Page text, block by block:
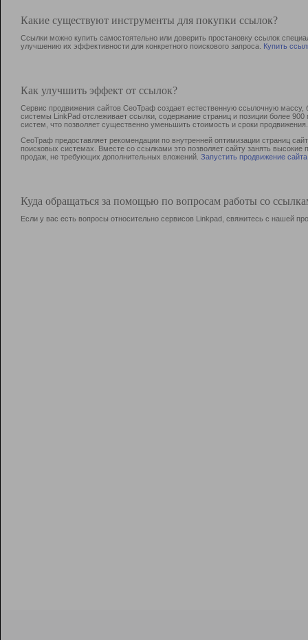
Какие существуют инструменты для покупки ссылок?
Ссылки можно купить самостоятельно или доверить простановку ссылок
улучшению их эффективности для конкретного поискового запроса. Купить
Как улучшить эффект от ссылок?
Сервис продвижения сайтов СеоТраф создает естественную ссылочную
системы LinkPad отслеживает ссылки, содержание страниц и позиции более
систем, что позволяет существенно уменьшить стоимость и сроки продвижения.
СеоТраф предоставляет рекомендации по внутренней оптимизации страниц
поисковых системах. Вместе со ссылками это позволяет сайту занять
продаж, не требующих дополнительных вложений. Запустить продвижение сайта
Куда обращаться за помощью по вопросам работы со
Если у вас есть вопросы относительно сервисов Linkpad, свяжитесь с нашей